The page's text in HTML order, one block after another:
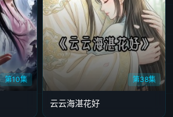
第10集 第38集
云云海湛花好